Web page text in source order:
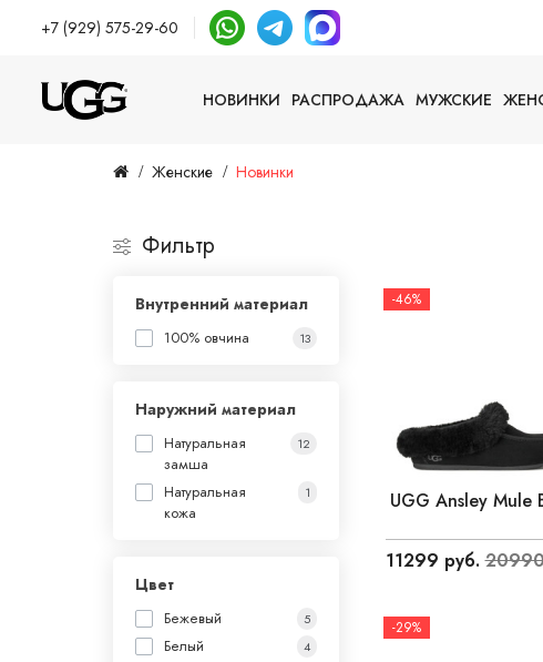
+7 (929) 575-29-60
НОВИНКИ РАСПРОДАЖА МУЖСКИЕ
Женские Новинки
Фильтр
Внутренний материал
100% овчина 13
Наружний материал
Натуральная
замша
12
Натуральная
кожа
1
Цвет
Бежевый 5
Белый 4
-46%
UGG Ansley Mule
11299 руб.
-29%